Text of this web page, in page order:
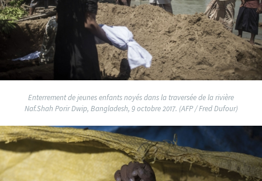
Enterrement de jeunes enfants noyés dans la traversée de la rivière
Naf.Shah Porir Dwip, Bangladesh, 9 octobre 2017. (AFP / Fred Dufour)